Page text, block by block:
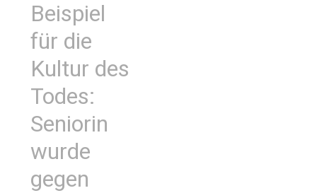
Beispiel
für die
Kultur des
Todes:
Seniorin
wurde
gegen